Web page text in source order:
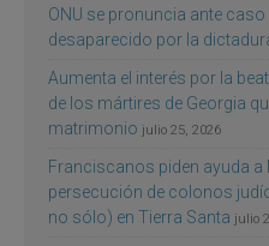
ONU se pronuncia ante
desaparecido por la
Aumenta el interés por la
de los mártires de Georgia
matrimonio julio 25, 2026
Franciscanos piden ayuda a
persecución de colonos
no sólo) en Tierra Santa julio